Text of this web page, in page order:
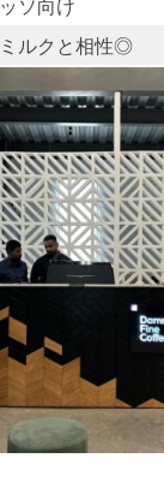
ミルクと相性◎